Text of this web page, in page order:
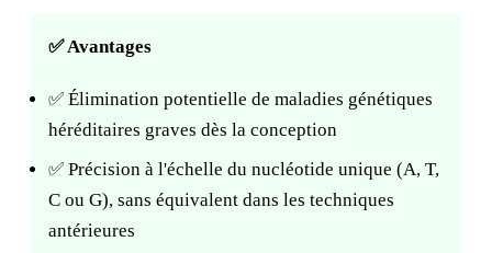
✅ Avantages
✅ Élimination potentielle de maladies génétiques
héréditaires graves dès la conception
✅ Précision à l'échelle du nucléotide unique (A, T,
C ou G), sans équivalent dans les techniques
antérieures